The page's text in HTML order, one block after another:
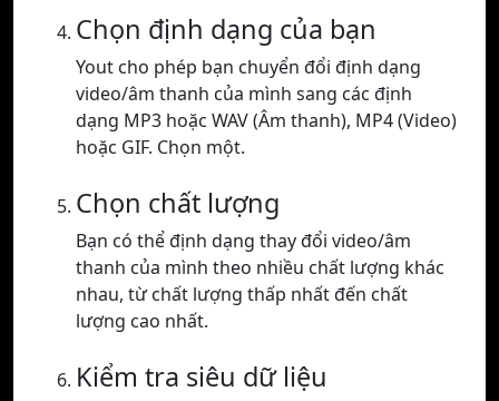
Chọn định dạng của bạn
Yout cho phép bạn chuyển đổi định dạng
video/âm thanh của mình sang các định
dạng MP3 hoặc WAV (Âm thanh), MP4 (Video)
hoặc GIF. Chọn một.
Chọn chất lượng
Bạn có thể định dạng thay đổi video/âm
thanh của mình theo nhiều chất lượng khác
nhau, từ chất lượng thấp nhất đến chất
lượng cao nhất.
Kiểm tra siêu dữ liệu